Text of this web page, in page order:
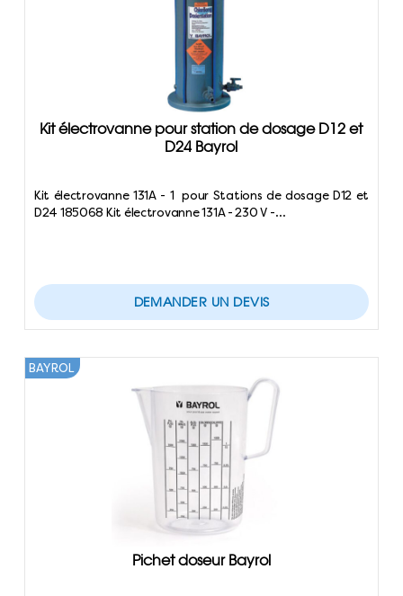
Kit électrovanne pour station de dosage D12 et
D24 Bayrol
Kit électrovanne 131A - 1 pour Stations de dosage D12 et
D24 185068 Kit électrovanne 131A - 230 V -…
DEMANDER UN DEVIS
Pichet doseur Bayrol
BAYROL